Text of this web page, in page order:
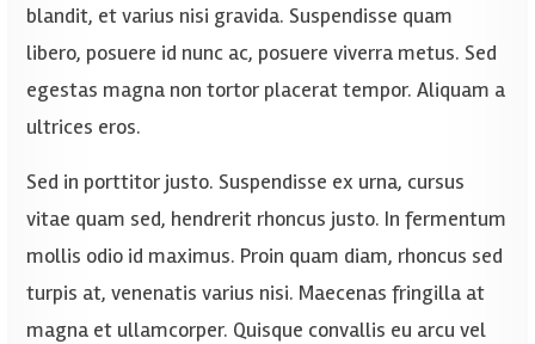
blandit, et varius nisi gravida. Suspendisse quam
libero, posuere id nunc ac, posuere viverra metus. Sed
egestas magna non tortor placerat tempor. Aliquam a
ultrices eros.
Sed in porttitor justo. Suspendisse ex urna, cursus
vitae quam sed, hendrerit rhoncus justo. In fermentum
mollis odio id maximus. Proin quam diam, rhoncus sed
turpis at, venenatis varius nisi. Maecenas fringilla at
magna et ullamcorper. Quisque convallis eu arcu vel